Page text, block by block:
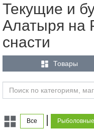
Текущие и
Алатыря на
снасти
 Товары
Все